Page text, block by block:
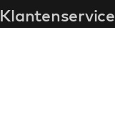
Klantenservice